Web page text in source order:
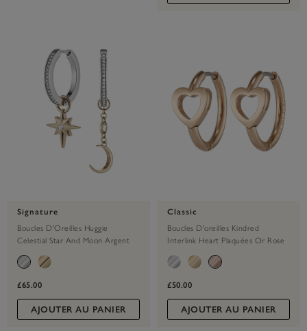
Signature
Boucles D'Oreilles Huggie
Celestial Star And Moon Argent
£65.00
AJOUTER AU PANIER
Classic
Boucles D'oreilles Kindred
Interlink Heart Plaquées Or Rose
£50.00
AJOUTER AU PANIER